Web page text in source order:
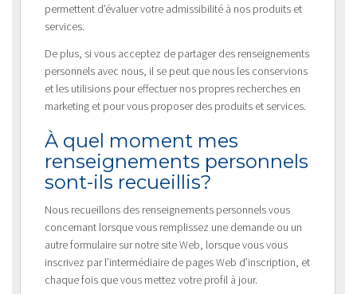
permettent d’évaluer votre admissibilité à nos produits et
services.
De plus, si vous acceptez de partager des renseignements
personnels avec nous, il se peut que nous les conservions
et les utilisions pour effectuer nos propres recherches en
marketing et pour vous proposer des produits et services.
À quel moment mes
renseignements personnels
sont-ils recueillis?
Nous recueillons des renseignements personnels vous
concernant lorsque vous remplissez une demande ou un
autre formulaire sur notre site Web, lorsque vous vous
inscrivez par l’intermédiaire de pages Web d’inscription, et
chaque fois que vous mettez votre profil à jour.